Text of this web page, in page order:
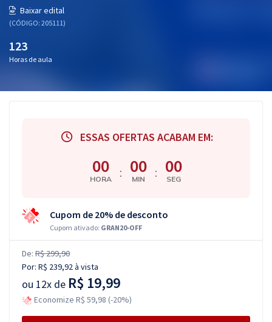
Aprovados
Atendimento
Baixar edital
(CÓDIGO: 205111)
123
Horas de aula
ESSAS OFERTAS ACABAM EM:
00
HORA : 00
MIN : 00
SEG
Cupom de 20% de desconto
Cupom ativado: GRAN20-OFF
De: R$ 299,90
Por: R$ 239,92à vista
ou 12x de R$ 19,99
Economize R$ 59,98 (-20%)